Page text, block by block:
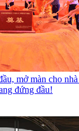
mở màn cho
đứng đầu!